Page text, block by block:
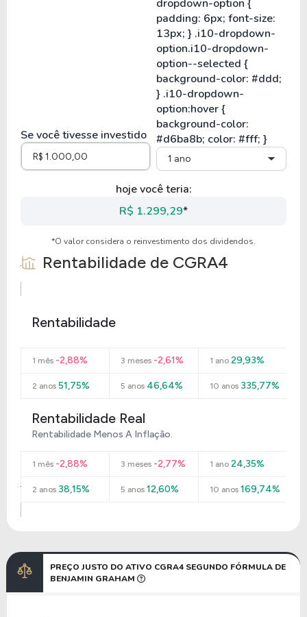
Se você tivesse investido
1 ano
hoje você teria:
R$ 1.299,29*
*O valor considera o reinvestimento dos dividendos.
Rentabilidade de CGRA4
Rentabilidade
1 mês -2,88% 3 meses -2,61% 1 ano29,93%
2 anos 51,75% 5 anos 46,64% 10 anos335,77%
Rentabilidade Real
Rentabilidade Menos A Inflação.
1 mês -2,88% 3 meses -2,77% 1 ano24,35%
2 anos 38,15% 5 anos 12,60% 10 anos169,74%
PREÇO JUSTO DO ATIVO CGRA4 SEGUNDO FÓRMULA DE
BENJAMIN GRAHAM